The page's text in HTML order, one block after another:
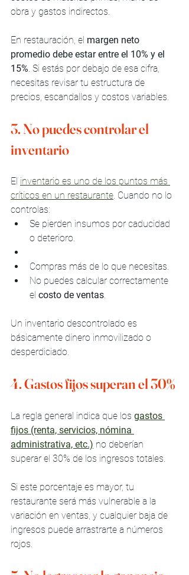
obra y gastos indirectos.
En restauración, el margen neto
promedio debe estar entre el 10% y el
15%. Si estás por debajo de esa cifra,
necesitas revisar tu estructura de
precios, escandallos y costos variables.
3. No puedes controlar el
inventario
El inventario es uno de los puntos más
críticos en un restaurante. Cuando no lo
controlas:
Se pierden insumos por caducidad
o deterioro.
Compras más de lo que necesitas.
No puedes calcular correctamente
el costo de ventas.
Un inventario descontrolado es
básicamente dinero inmovilizado o
desperdiciado.
4. Gastos fijos superan el 30%
La regla general indica que los gastos
fijos (renta, servicios, nómina
administrativa, etc.) no deberían
superar el 30% de los ingresos totales.
Si este porcentaje es mayor, tu
restaurante será más vulnerable a la
variación en ventas, y cualquier baja de
ingresos puede arrastrarte a números
rojos.